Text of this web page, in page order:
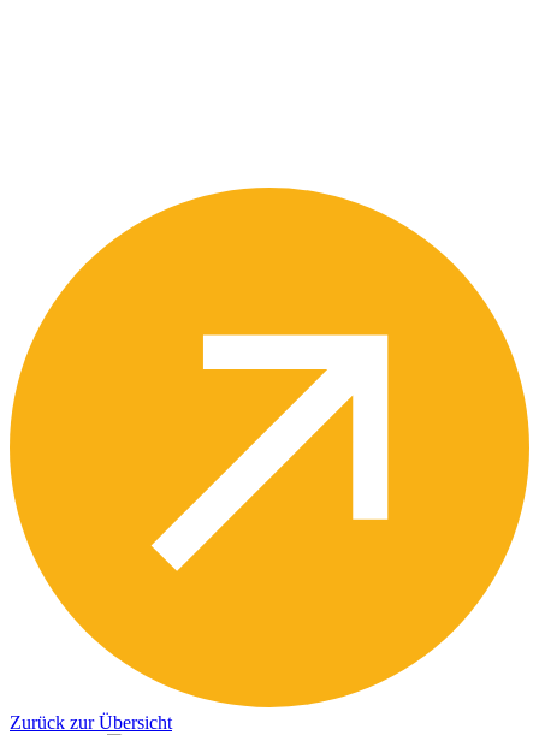
Zurück zur Übersicht